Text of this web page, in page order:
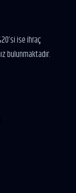
ise ihraç
bulunmaktadır.